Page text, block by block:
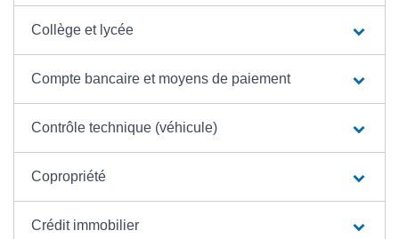
Collège et lycée
Compte bancaire et moyens de paiement
Contrôle technique (véhicule)
Copropriété
Crédit immobilier